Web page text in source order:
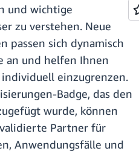
und wichtige
zu verstehen. Neue
passen sich dynamisch
an und helfen Ihnen
einzugrenzen.
Badge, das den
wurde, können
Partner für
Anwendungsfälle und